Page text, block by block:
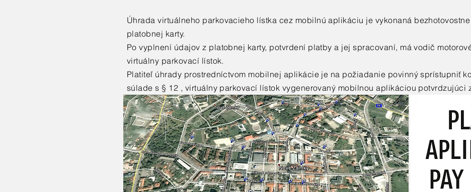
Úhrada virtuálneho parkovacieho lístka cez mobilnú aplikáciu je vykonaná
platobnej karty.
Po vyplnení údajov z platobnej karty, potvrdení platby a jej spracovaní, má vodič
virtuálny parkovací lístok.
Platiteľ úhrady prostredníctvom mobilnej aplikácie je na požiadanie povinný sprístupniť
súlade s § 12 , virtuálny parkovací lístok vygenerovaný mobilnou aplikáciou potvrdzujúci